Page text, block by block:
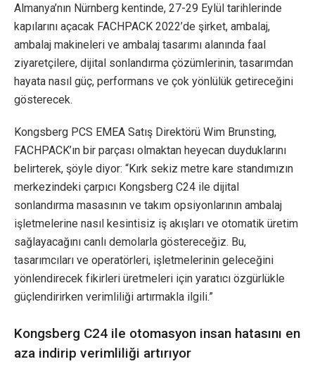
Almanya’nın Nürnberg kentinde, 27-29 Eylül tarihlerinde
kapılarını açacak FACHPACK 2022’de şirket, ambalaj,
ambalaj makineleri ve ambalaj tasarımı alanında faal
ziyaretçilere, dijital sonlandırma çözümlerinin, tasarımdan
hayata nasıl güç, performans ve çok yönlülük getireceğini
gösterecek.
Kongsberg PCS EMEA Satış Direktörü Wim Brunsting,
FACHPACK’ın bir parçası olmaktan heyecan duyduklarını
belirterek, şöyle diyor: “Kırk sekiz metre kare standımızın
merkezindeki çarpıcı Kongsberg C24 ile dijital
sonlandırma masasının ve takım opsiyonlarının ambalaj
işletmelerine nasıl kesintisiz iş akışları ve otomatik üretim
sağlayacağını canlı demolarla göstereceğiz. Bu,
tasarımcıları ve operatörleri, işletmelerinin geleceğini
yönlendirecek fikirleri üretmeleri için yaratıcı özgürlükle
güçlendirirken verimliliği artırmakla ilgili.”
Kongsberg C24 ile otomasyon insan hatasını en
aza indirip verimliliği artırıyor